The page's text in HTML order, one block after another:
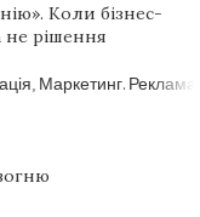
Коли бізнес-
не рішення
, Маркетинг. Реклама